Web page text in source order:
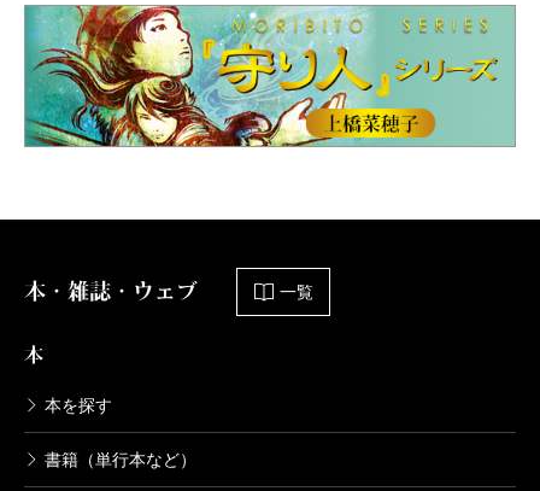
本・雑誌・ウェブ 一覧
本
本を探す
書籍（単行本など）